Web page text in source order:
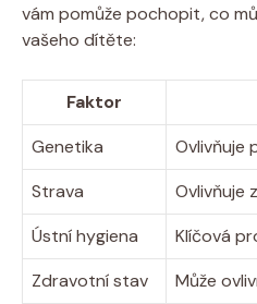
vám pomůže pochopit, co
vašeho dítěte:
Faktor
Genetika
Ovlivňuje
Strava
Ovlivňuje
Ústní hygiena
Klíčová
Zdravotní stav
Může